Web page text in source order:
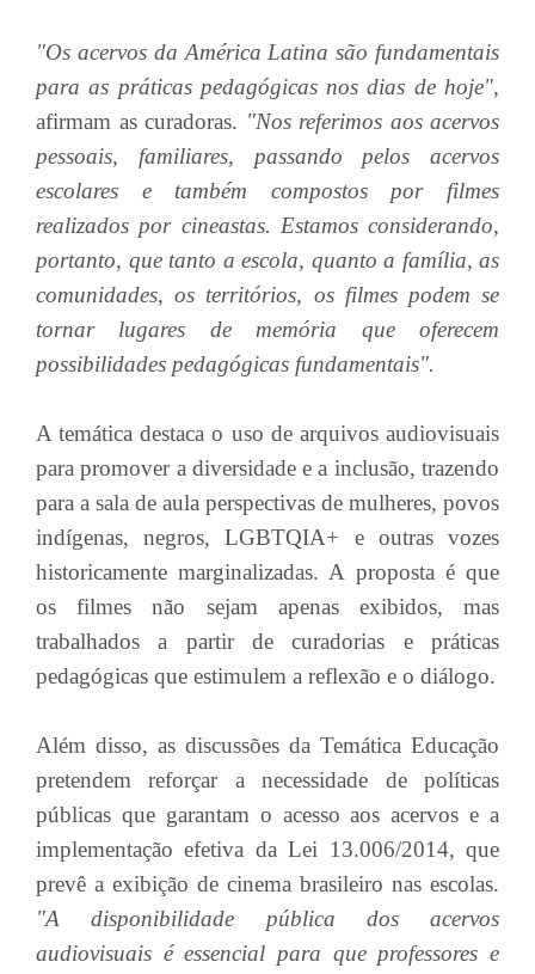
"Os acervos da América Latina são fundamentais
para as práticas pedagógicas nos dias de hoje",
afirmam as curadoras. "Nos referimos aos acervos
pessoais, familiares, passando pelos acervos
escolares e também compostos por filmes
realizados por cineastas. Estamos considerando,
portanto, que tanto a escola, quanto a família, as
comunidades, os territórios, os filmes podem se
tornar lugares de memória que oferecem
possibilidades pedagógicas fundamentais".
A temática destaca o uso de arquivos audiovisuais
para promover a diversidade e a inclusão, trazendo
para a sala de aula perspectivas de mulheres, povos
indígenas, negros, LGBTQIA+ e outras vozes
historicamente marginalizadas. A proposta é que
os filmes não sejam apenas exibidos, mas
trabalhados a partir de curadorias e práticas
pedagógicas que estimulem a reflexão e o diálogo.
Além disso, as discussões da Temática Educação
pretendem reforçar a necessidade de políticas
públicas que garantam o acesso aos acervos e a
implementação efetiva da Lei 13.006/2014, que
prevê a exibição de cinema brasileiro nas escolas.
"A disponibilidade pública dos acervos
audiovisuais é essencial para que professores e